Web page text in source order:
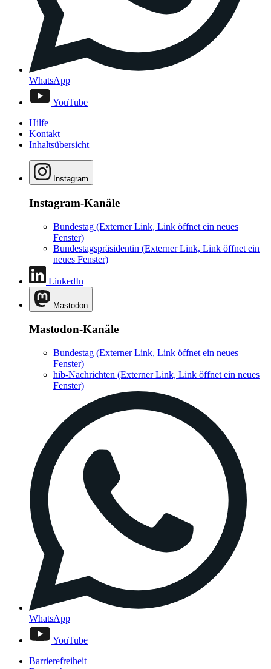
WhatsApp
YouTube
Hilfe
Kontakt
Inhaltsübersicht
Instagram
Instagram-Kanäle
Bundestag (Externer Link, Link öffnet ein neues
Fenster)
Bundestagspräsidentin (Externer Link, Link öffnet ein
neues Fenster)
LinkedIn
Mastodon
Mastodon-Kanäle
Bundestag (Externer Link, Link öffnet ein neues
Fenster)
hib-Nachrichten (Externer Link, Link öffnet ein neues
Fenster)
WhatsApp
YouTube
Barrierefreiheit